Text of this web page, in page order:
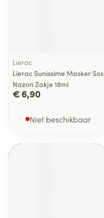
Lierac
Lierac Sunissime Masker Sos
Nazon Zakje 18ml
€ 6,90
Niet beschikbaar